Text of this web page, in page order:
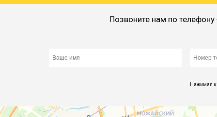
Позвоните нам по телефону
Нажимая